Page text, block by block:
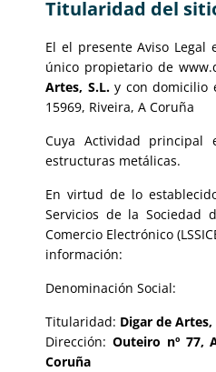
Titularidad del
El el presente Aviso Legal
único propietario de
Artes, S.L.y con domicilio
15969, Riveira, A Coruña
Cuya Actividad principal
estructuras metálicas.
En virtud de lo
Servicios de la Sociedad
Comercio Electrónico
información:
Denominación Social:
Titularidad: Digar de Artes,
Dirección: Outeiro nº 77,
Coruña